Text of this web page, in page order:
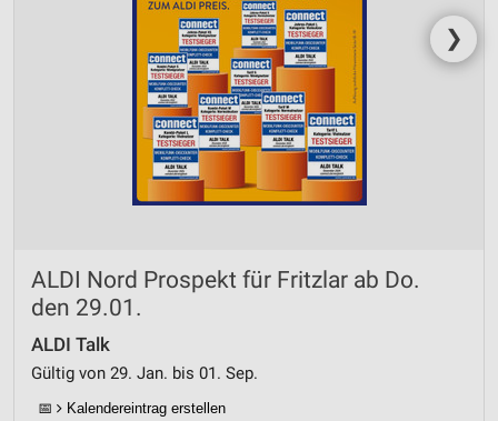
❯
ALDI Nord Prospekt für Fritzlar ab Do.
den 29.01.
ALDI Talk
Gültig von 29. Jan. bis 01. Sep.
📅 Kalendereintrag erstellen